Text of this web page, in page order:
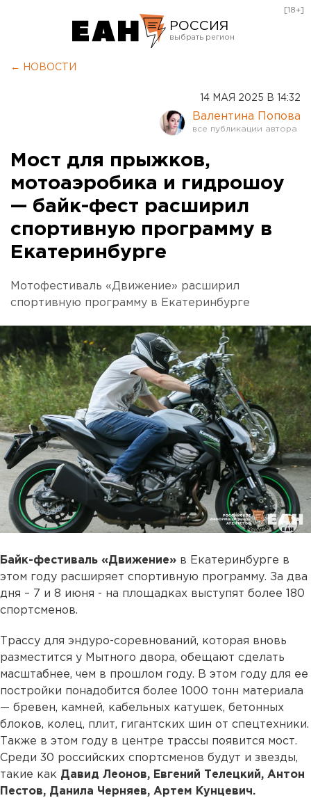
РОССИЯ
Курган
Оренбург
[18+]
← НОВОСТИ
14 МАЯ 2025 В 14:32
Валентина Попова
Мост для прыжков,
мотоаэробика и гидрошоу
— байк-фест расширил
спортивную программу в
Екатеринбурге
Мотофестиваль «Движение» расширил
спортивную программу в Екатеринбурге
Байк-фестиваль «Движение» в Екатеринбурге в
этом году расширяет спортивную программу. За два
дня – 7 и 8 июня - на площадках выступят более 180
спортсменов.
Трассу для эндуро-соревнований, которая вновь
разместится у Мытного двора, обещают сделать
масштабнее, чем в прошлом году. В этом году для ее
постройки понадобится более 1000 тонн материала
— бревен, камней, кабельных катушек, бетонных
блоков, колец, плит, гигантских шин от спецтехники.
Также в этом году в центре трассы появится мост.
Среди 30 российских спортсменов будут и звезды,
такие как Давид Леонов, Евгений Телецкий, Антон
Пестов, Данила Черняев, Артем Кунцевич.